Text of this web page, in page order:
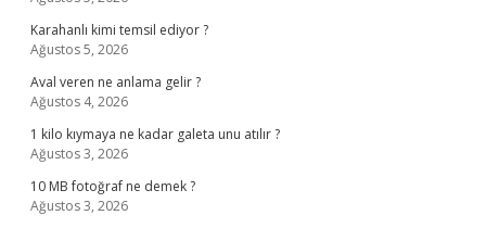
Karahanlı kimi temsil ediyor ?
Ağustos 5, 2026
Aval veren ne anlama gelir ?
Ağustos 4, 2026
1 kilo kıymaya ne kadar galeta unu atılır ?
Ağustos 3, 2026
10 MB fotoğraf ne demek ?
Ağustos 3, 2026